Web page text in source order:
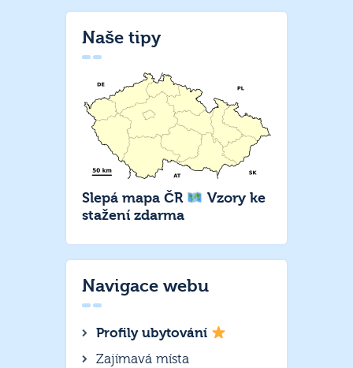
Naše tipy
Slepá mapa ČR
Vzory ke
stažení zdarma
Navigace webu
Profily ubytování
Zajímavá místa